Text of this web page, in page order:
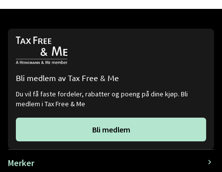
Bli medlem av Tax Free & Me
Du vil få faste fordeler, rabatter og poeng på dine kjøp. Bli
medlem i Tax Free & Me
Bli medlem
Merker